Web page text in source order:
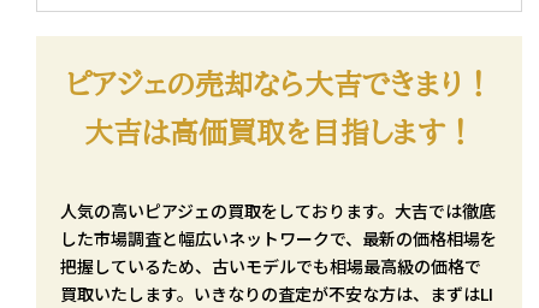
ピアジェの売却なら大吉できまり！
大吉は高価買取を目指します！
人気の高いピアジェの買取をしております。大吉では徹底
した市場調査と幅広いネットワークで、最新の価格相場を
把握しているため、古いモデルでも相場最高級の価格で
買取いたします。いきなりの査定が不安な方は、まずはLI